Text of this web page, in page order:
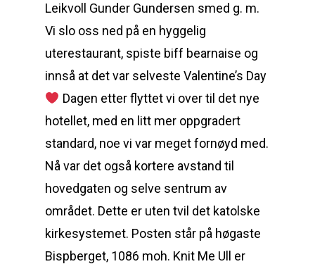
Leikvoll Gunder Gundersen smed g. m.
Vi slo oss ned på en hyggelig
uterestaurant, spiste biff bearnaise og
innså at det var selveste Valentine’s Day
Dagen etter flyttet vi over til det nye
hotellet, med en litt mer oppgradert
standard, noe vi var meget fornøyd med.
Nå var det også kortere avstand til
hovedgaten og selve sentrum av
området. Dette er uten tvil det katolske
kirkesystemet. Posten står på høgaste
Bispberget, 1086 moh. Knit Me Ull er